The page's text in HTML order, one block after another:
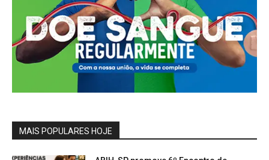
MAIS POPULARES HOJE